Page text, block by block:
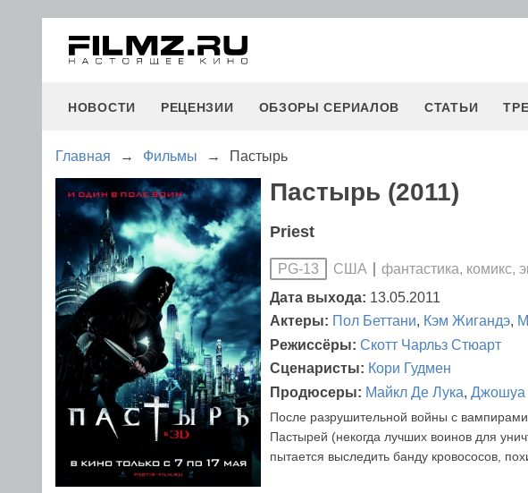
НОВОСТИ РЕЦЕНЗИИ ОБЗОРЫ СЕРИАЛОВ СТАТЬИ
Главная → Фильмы → Пастырь
Пастырь (2011)
Priest
PG-13 США фантастика, комикс,
Дата выхода: 13.05.2011
Актеры: Пол Беттани, Кэм Жигандэ,
Режиссёры: Скотт Чарльз Стюарт
Сценаристы: Кори Гудмен
Продюсеры: Майкл Де Лука, Джошуа
После разрушительной войны с
Пастырей (некогда лучших воинов для
пытается выследить банду кровососов,